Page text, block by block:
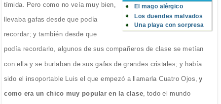
El mago alérgico
Los duendes malvados
Una playa con sorpresa
tímida. Pero como no veía muy bien,
llevaba gafas desde que podía
recordar; y también desde que
podía recordarlo, algunos de sus compañeros de clase se metían
con ella y se burlaban de sus gafas de grandes cristales; y había
sido el insoportable Luis el que empezó a llamarla Cuatro Ojos, y
como era un chico muy popular en la clase, todo el mundo